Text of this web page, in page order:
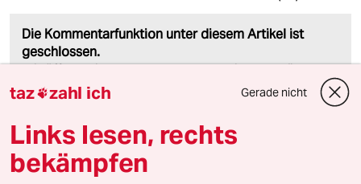
Die Kommentarfunktion unter diesem Artikel ist
geschlossen.
Wir öffnen die Kommentarspalte bei ausgewählten
Artikeln für etwa drei Tage –
hier sind sie zu finden .
meistkommentiert
taz zahl ich Gerade nicht
Links lesen, rechts
bekämpfen